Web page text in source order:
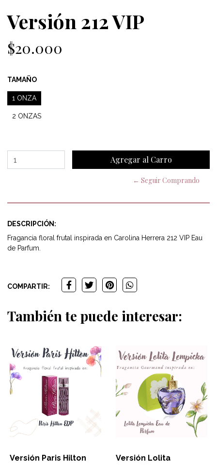
Versión 212 VIP
$20.000
TAMAÑO
1 ONZA
2 ONZAS
← Seguir Comprando
DESCRIPCIÓN:
Fragancia floral frutal inspirada en Carolina Herrera 212 VIP Eau
de Parfum.
COMPARTIR:
También te puede interesar:
Versión Paris Hilton
Versión Lolita